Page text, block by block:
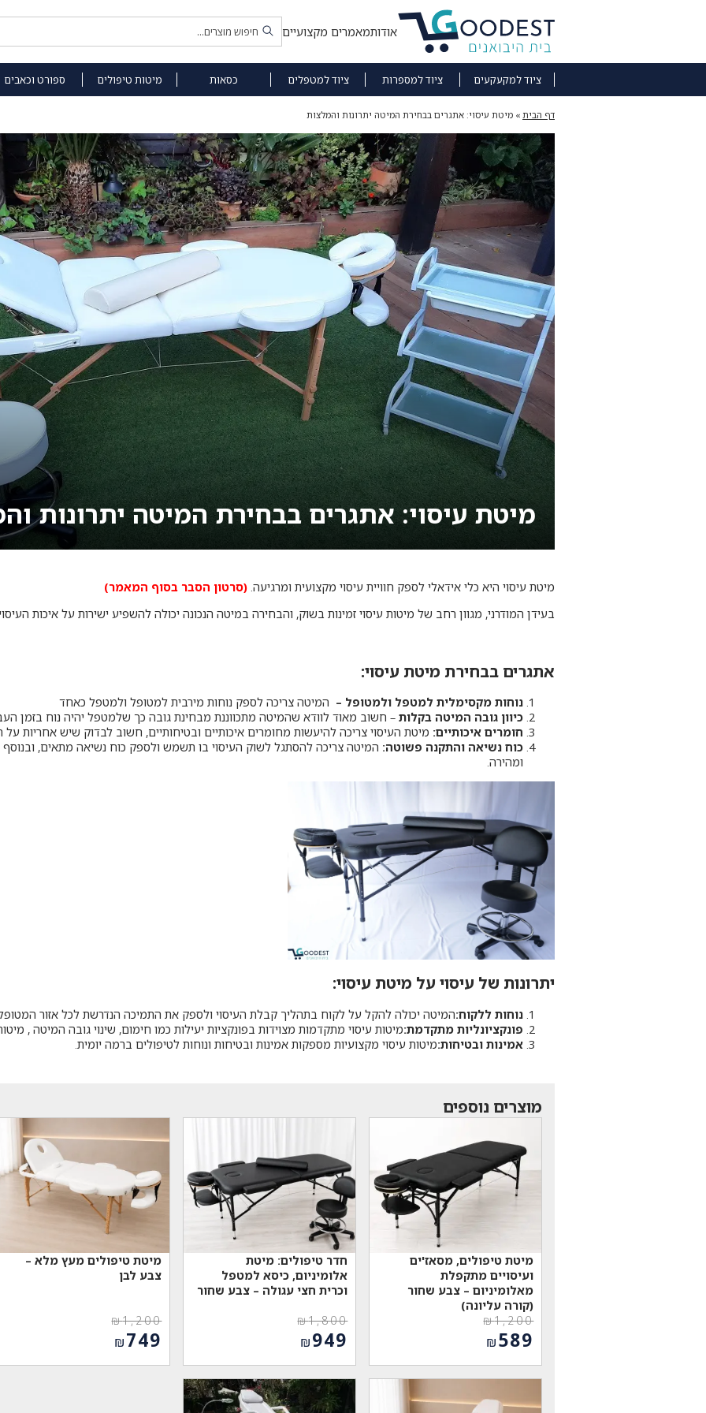
אודותמאמרים מקצועיים
ציוד למקעקעים ציוד למספרות ציוד למטפלים כסאות מיטות טיפולים ספורט וכאבים
דף הבית » מיטת עיסוי: אתגרים בבחירת המיטה יתרונות והמלצות
מיטת עיסוי: אתגרים בבחירת המיטה יתרונות
מיטת עיסוי היא כלי אידאלי לספק חוויית עיסוי מקצועית ומרגיעה. (סרטון הסבר בסוף המאמר)
בעידן המודרני, מגוון רחב של מיטות עיסוי זמינות בשוק, והבחירה במיטה הנכונה יכולה להשפיע ישירות על איכות
אתגרים בבחירת מיטת עיסוי:
נוחות מקסימלית למטפל ולמטופל – המיטה צריכה לספק נוחות מירבית למטופל ולמטפל כאחד
כיוון גובה המיטה בקלות – חשוב מאוד לוודא שהמיטה מתכווננת מבחינת גובה כך שלמטפל יהיה נוח בזמן
חומרים איכותיים: מיטת העיסוי צריכה להיעשות מחומרים איכותיים ובטיחותיים, חשוב לבדוק שיש אחריות
כוח נשיאה והתקנה פשוטה: המיטה צריכה להסתגל לשוק העיסוי בו תשמש ולספק כוח נשיאה מתאים, ובנוסף
ומהירה.
יתרונות של עיסוי על מיטת עיסוי:
נוחות ללקוח:המיטה יכולה להקל על לקוח בתהליך קבלת העיסוי ולספק את התמיכה הנדרשת לכל אזור
פונקציונליות מתקדמת:מיטות עיסוי מתקדמות מצוידות בפונקציות יעילות כמו חימום, שינוי גובה המיטה ,
אמינות ובטיחות:מיטות עיסוי מקצועיות מספקות אמינות ובטיחות ונוחות לטיפולים ברמה יומית.
מוצרים נוספים
מיטת טיפולים, מסאז'ים
ועיסויים מתקפלת
מאלומיניום – צבע שחור
(קורה עליונה)
₪1,200
המחיר
המקורי
היה:
₪1,200.
₪589
₪589.
חדר טיפולים: מיטת
אלומיניום, כיסא למטפל
וכרית חצי עגולה – צבע שחור
₪1,800
המחיר
המקורי
היה:
₪1,800.
₪949
הוא:
₪949.
מיטת טיפולים מעץ מלא –
צבע לבן
₪1,200
המחיר
המקורי
היה:
₪749